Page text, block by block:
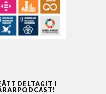
DELTAGIT I